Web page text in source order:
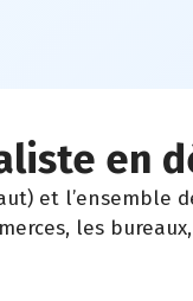
en
et l’ensemble
les